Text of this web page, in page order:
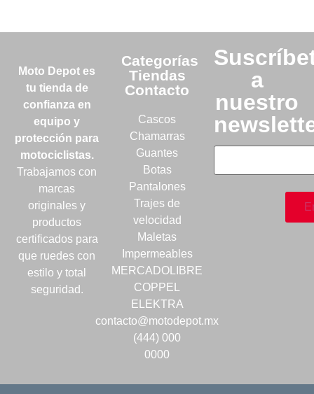
Moto Depot es
tu tienda de
confianza en
equipo y
protección para
motociclistas.
Trabajamos con
marcas
originales y
productos
certificados para
que ruedes con
estilo y total
seguridad.
Categorías
Tiendas
Contacto
Cascos
Chamarras
Guantes
Botas
Pantalones
Trajes de
velocidad
Maletas
Impermeables
MERCADOLIBRE
COPPEL
ELEKTRA
contacto@motodepot.mx
(444) 000
0000
a
nuestro